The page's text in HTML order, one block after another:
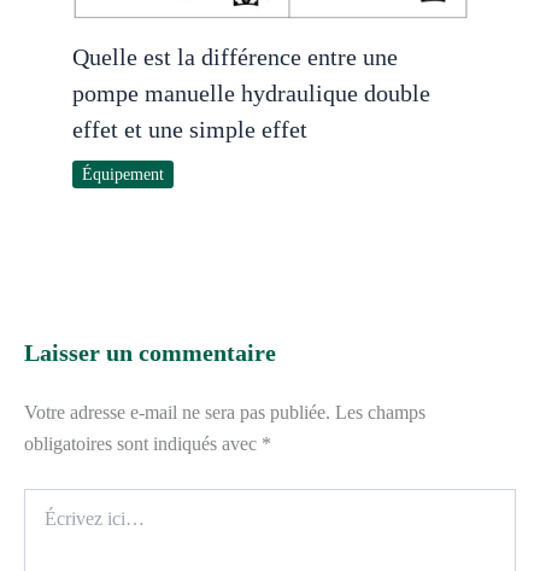
Quelle est la différence entre une
pompe manuelle hydraulique double
effet et une simple effet
Équipement
Laisser un commentaire
Votre adresse e-mail ne sera pas publiée. Les champs
obligatoires sont indiqués avec *
ici…